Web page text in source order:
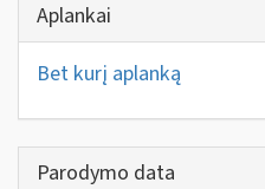
Aplankai
Bet kurį aplanką
Parodymo data